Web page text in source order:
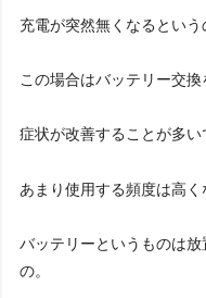
充電が突然無くなるとい
この場合はバッテリー交
症状が改善することが多い
あまり使用する頻度は高く
バッテリーというものは
の。